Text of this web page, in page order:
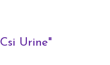
Csi Urine"